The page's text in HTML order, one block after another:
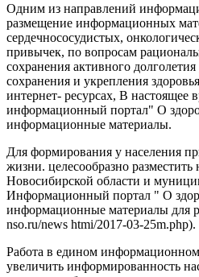
Одним из направлений
размещение информационных
сердечнососудистых,
привычек, по вопросам
сохранения активного
сохранения и укрепления
интернет- ресурсах, В настоящее
информационный портал" О
информационные материалы.
Для формирования у населения
жизни. целесообразно
Новосибирской области и
Информационный портал " О
информационные материалы для
nso.ru/news htmi/2017-03-25m.php).
Работа в едином
увеличить информированность